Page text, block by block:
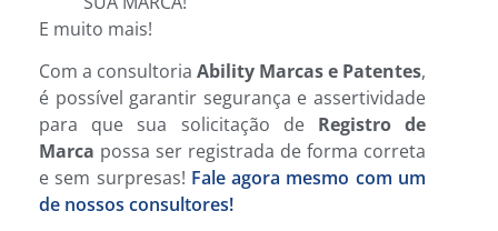
E muito mais!
Com a consultoria Ability Marcas e Patentes,
é possível garantir segurança e assertividade
para que sua solicitação de Registro de
Marca possa ser registrada de forma correta
e sem surpresas! Fale agora mesmo com um
de nossos consultores!